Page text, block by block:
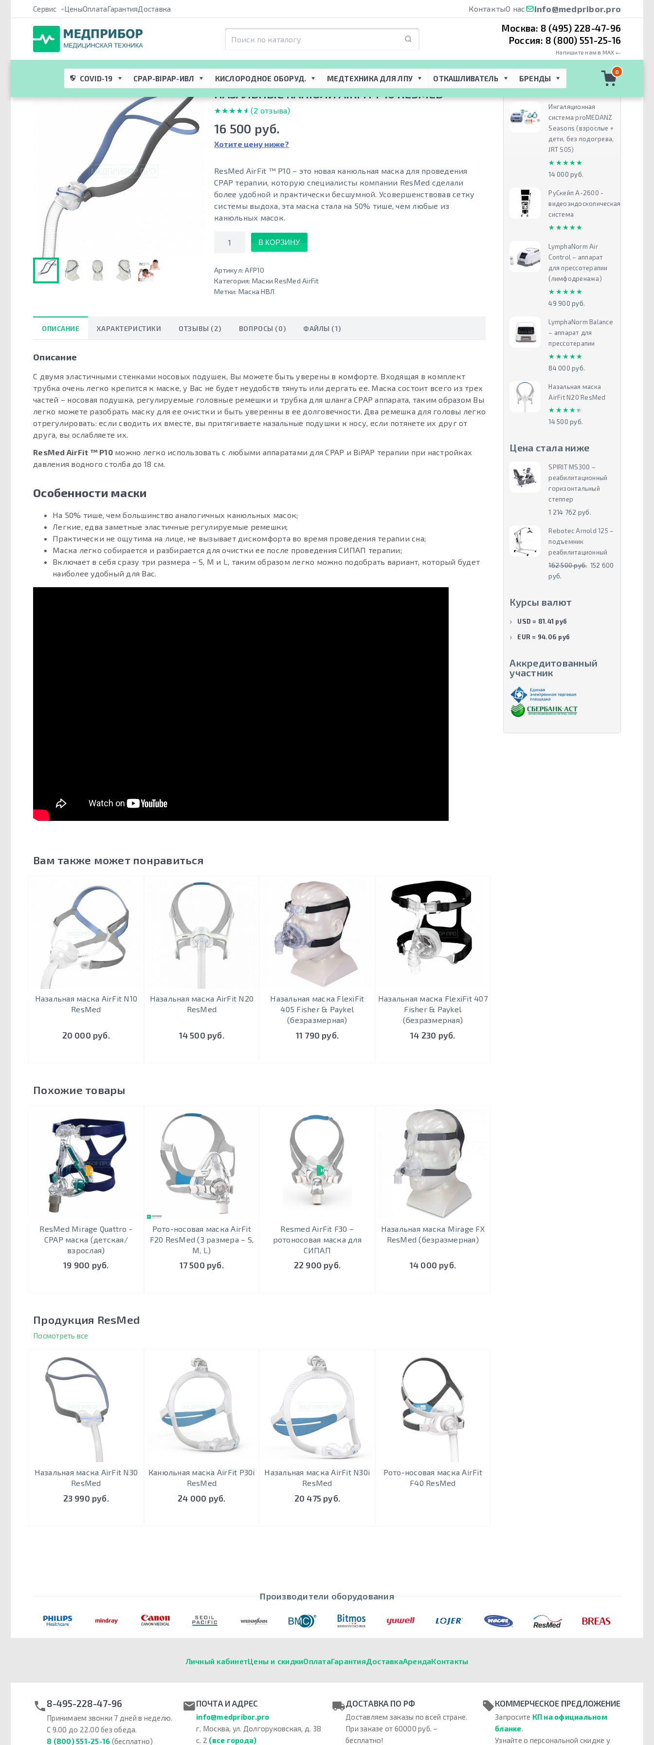
Сервис ЦеныОплатаГарантияДоставка КонтактыО нас info@medpribor.pro
Москва: 8 (495) 228-47-96
Россия: 8 (800) 551-25-16
Напишите нам в MAX ←
COVID-19 CPAP-BIPAP-ИВЛ КИСЛОРОДНОЕ ОБОРУД. МЕДТЕХНИКА ДЛЯ ЛПУ ОТКАШЛИВАТЕЛЬ БРЕНДЫ
0
НАЗАЛЬНЫЕ КАНЮЛИ AIRFIT P10 RESMED
★★★★★
★★★★★(2 отзыва)
16 500 руб.
Хотите цену ниже?
ResMed AirFit ™ P10 – это новая канюльная маска для проведения
CPAP терапии, которую специалисты компании ResMed сделали
более удобной и практически бесшумной. Усовершенствовав сетку
системы выдоха, эта маска стала на 50% тише, чем любые из
канюльных масок.
Количество
В КОРЗИНУ
Артикул:AFP10
Категория: Маски ResMed AirFit
Метки: Маска НВЛ
ОПИСАНИЕ ХАРАКТЕРИСТИКИ ОТЗЫВЫ (2) ВОПРОСЫ (0) ФАЙЛЫ (1)
Описание
С двумя эластичными стенками носовых подушек, Вы можете быть уверены в комфорте. Входящая в комплект
трубка очень легко крепится к маске, у Вас не будет неудобств тянуть или дергать ее. Маска состоит всего из трех
частей – носовая подушка, регулируемые головные ремешки и трубка для шланга CPAP аппарата, таким образом Вы
легко можете разобрать маску для ее очистки и быть уверенны в ее долговечности. Два ремешка для головы легко
отрегулировать: если сводить их вместе, вы притягиваете назальные подушки к носу, если потянете их друг от
друга, вы ослабляете их.
ResMed AirFit ™ P10можно легко использовать с любыми аппаратами для CPAP и BiPAP терапии при настройках
давления водного столба до 18 см.
Особенности маски
На 50% тише, чем большинство аналогичных канюльных масок;
Легкие, едва заметные эластичные регулируемые ремешки;
Практически не ощутима на лице, не вызывает дискомфорта во время проведения терапии сна;
Маска легко собирается и разбирается для очистки ее после проведения СИПАП терапии;
Включает в себя сразу три размера – S, M и L, таким образом легко можно подобрать вариант, который будет
наиболее удобный для Вас.
Вам также может понравиться
Назальная маска AirFit N10
ResMed
20 000 руб.
Назальная маска AirFit N20
ResMed
14 500 руб.
Назальная маска FlexiFit
405 Fisher & Paykel
(безразмерная)
11 790 руб.
Назальная маска FlexiFit 407
Fisher & Paykel
(безразмерная)
14 230 руб.
Похожие товары
ДЕТСКАЯ
ResMed Mirage Quattro -
CPAP маска (детская/
взрослая)
19 900 руб.
Рото-носовая маска AirFit
F20 ResMed (3 размера – S,
М, L)
17 500 руб.
НОВИНКА
Resmed AirFit F30 –
ротоносовая маска для
СИПАП
22 900 руб.
Назальная маска Mirage FX
ResMed (безразмерная)
14 000 руб.
Продукция ResMed
Посмотреть все
Назальная маска AirFit N30
ResMed
23 990 руб.
Канюльная маска AirFit P30i
ResMed
24 000 руб.
Назальная маска AirFit N30i
ResMed
20 475 руб.
Рото-носовая маска AirFit
F40 ResMed
Рекомендуем
Ингаляционная
система proMEDANZ
Seasons (взрослые +
дети, без подогрева,
JRT S05)
★★★★★
★★★★★
14 000 руб.
РуСкейп А-2600 -
видеоэндоскопическая
система
★★★★★
★★★★★
LymphaNorm Air
Control – аппарат
для прессотерапии
(лимфодренажа)
★★★★★
★★★★★
49 900 руб.
LymphaNorm Balance
– аппарат для
прессотерапии
★★★★★
★★★★★
84 000 руб.
Назальная маска
AirFit N20 ResMed
★★★★★
★★★★★
14 500 руб.
Цена стала ниже
SPIRIT MS300 –
реабилитационный
горизонтальный
степпер
1 214 762 руб.
Rebotec Arnold 125 –
подъемник
реабилитационный
162 500 руб. 152 600
руб.
Курсы валют
USD = 81.41 руб
EUR = 94.06 руб
Аккредитованный
участник
Производители оборудования
Личный кабинетЦены и скидкиОплатаГарантияДоставкаАрендаКонтакты
8-495-228-47-96
Принимаем звонки 7 дней в неделю.
С 9.00 до 22.00 без обеда.
8 (800) 551-25-16 (бесплатно)
ПОЧТА И АДРЕС
info@medpribor.pro
г. Москва, ул. Долгоруковская, д. 38
с. 2 (все города)
ДОСТАВКА ПО РФ
Доставляем заказы по всей стране.
При заказе от 60000 руб. –
бесплатно!
КОММЕРЧЕСКОЕ ПРЕДЛОЖЕНИЕ
Запросите КП на официальном
бланке.
Узнайте о персональной скидке у